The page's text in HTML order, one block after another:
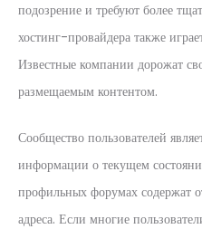
подозрение и требуют более
хостинг-провайдера также
Известные компании дорожат
размещаемым контентом.
Сообщество пользователей
информации о текущем
профильных форумах содержат
адреса. Если многие